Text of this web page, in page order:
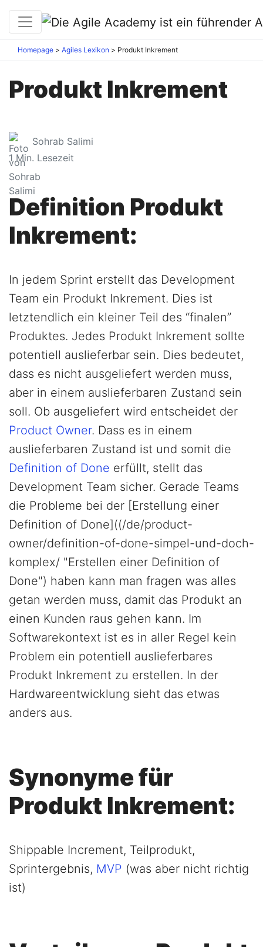
Homepage Agiles Lexikon Produkt Inkrement
Produkt Inkrement
Sohrab Salimi
1 Min. Lesezeit
Definition Produkt
Inkrement:
In jedem Sprint erstellt das Development
Team ein Produkt Inkrement. Dies ist
letztendlich ein kleiner Teil des “finalen”
Produktes. Jedes Produkt Inkrement sollte
potentiell auslieferbar sein. Dies bedeutet,
dass es nicht ausgeliefert werden muss,
aber in einem auslieferbaren Zustand sein
soll. Ob ausgeliefert wird entscheidet der
Product Owner. Dass es in einem
auslieferbaren Zustand ist und somit die
Definition of Done erfüllt, stellt das
Development Team sicher. Gerade Teams
die Probleme bei der [Erstellung einer
Definition of Done]((/de/product-
owner/definition-of-done-simpel-und-doch-
komplex/ "Erstellen einer Definition of
Done") haben kann man fragen was alles
getan werden muss, damit das Produkt an
einen Kunden raus gehen kann. Im
Softwarekontext ist es in aller Regel kein
Problem ein potentiell auslieferbares
Produkt Inkrement zu erstellen. In der
Hardwareentwicklung sieht das etwas
anders aus.
Synonyme für
Produkt Inkrement:
Shippable Increment, Teilprodukt,
Sprintergebnis, MVP (was aber nicht richtig
ist)